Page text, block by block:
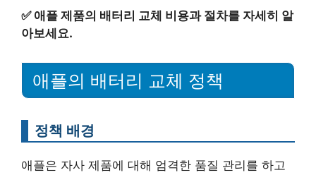
✅ 애플 제품의 배터리 교체 비용과 절차를 자세히 알
아보세요.
애플의 배터리 교체 정책
정책 배경
애플은 자사 제품에 대해 엄격한 품질 관리를 하고